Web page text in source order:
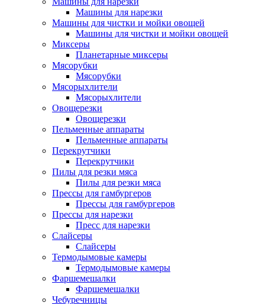
Машины для нарезки
Машины для чистки и мойки овощей
Машины для чистки и мойки овощей
Миксеры
Планетарные миксеры
Мясорубки
Мясорубки
Мясорыхлители
Мясорыхлители
Овощерезки
Овощерезки
Пельменные аппараты
Пельменные аппараты
Перекрутчики
Перекрутчики
Пилы для резки мяса
Пилы для резки мяса
Прессы для гамбургеров
Прессы для гамбургеров
Прессы для нарезки
Пресс для нарезки
Слайсеры
Слайсеры
Термодымовые камеры
Термодымовые камеры
Фаршемешалки
Фаршемешалки
Чебуречницы